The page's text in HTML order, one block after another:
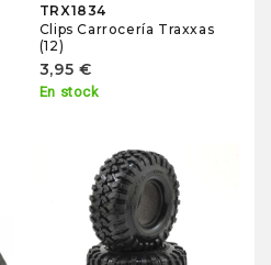
TRX1834
Clips Carrocería Traxxas
(12)
3,95 €
En stock